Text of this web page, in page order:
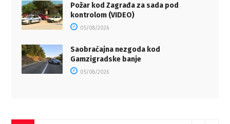
Požar kod Zagrađa za sada pod
kontrolom (VIDEO)
05/08/2026
Saobraćajna nezgoda kod
Gamzigradske banje
05/08/2026